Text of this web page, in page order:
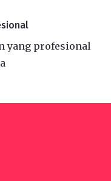
yang profesional